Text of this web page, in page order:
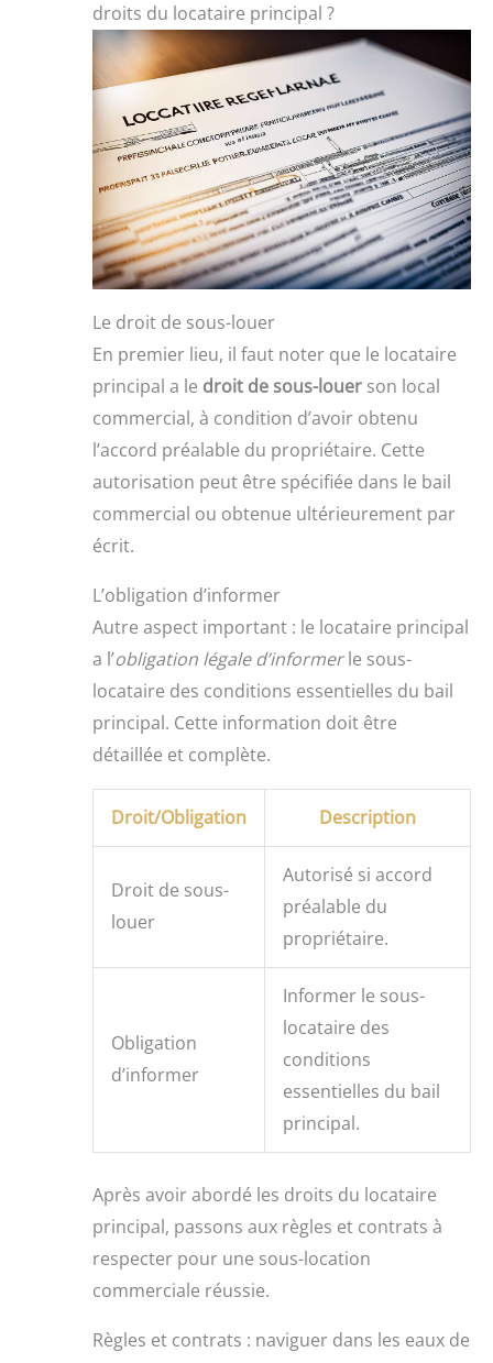
droits du locataire principal ?
Le droit de sous-louer
En premier lieu, il faut noter que le locataire
principal a le droit de sous-louer son local
commercial, à condition d’avoir obtenu
l’accord préalable du propriétaire. Cette
autorisation peut être spécifiée dans le bail
commercial ou obtenue ultérieurement par
écrit.
L’obligation d’informer
Autre aspect important : le locataire principal
a l’obligation légale d’informerle sous-
locataire des conditions essentielles du bail
principal. Cette information doit être
détaillée et complète.
Droit/Obligation Description
Droit de sous-
louer
Autorisé si accord
préalable du
propriétaire.
Obligation
d’informer
Informer le sous-
locataire des
conditions
essentielles du bail
principal.
Après avoir abordé les droits du locataire
principal, passons aux règles et contrats à
respecter pour une sous-location
commerciale réussie.
Règles et contrats : naviguer dans les eaux de